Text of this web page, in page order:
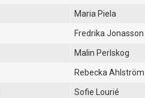
Maria Piela
Fredrika Jonasson
Malin Perlskog
Rebecka Ahlström
Sofie Lourié